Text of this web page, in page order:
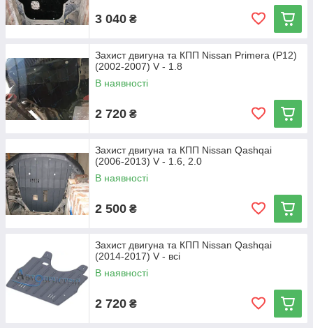
3 040 ₴
Захист двигуна та КПП Nissan Primera (P12)
(2002-2007) V - 1.8
В наявності
2 720 ₴
Захист двигуна та КПП Nissan Qashqai
(2006-2013) V - 1.6, 2.0
В наявності
2 500 ₴
Захист двигуна та КПП Nissan Qashqai
(2014-2017) V - всі
В наявності
2 720 ₴